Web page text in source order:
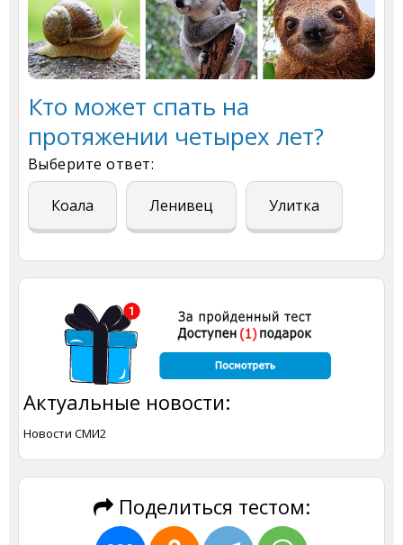
Кто может спать на
протяжении четырех лет?
Выберите ответ:
Коала Ленивец Улитка
Актуальные новости:
Новости СМИ2
Поделиться тестом: